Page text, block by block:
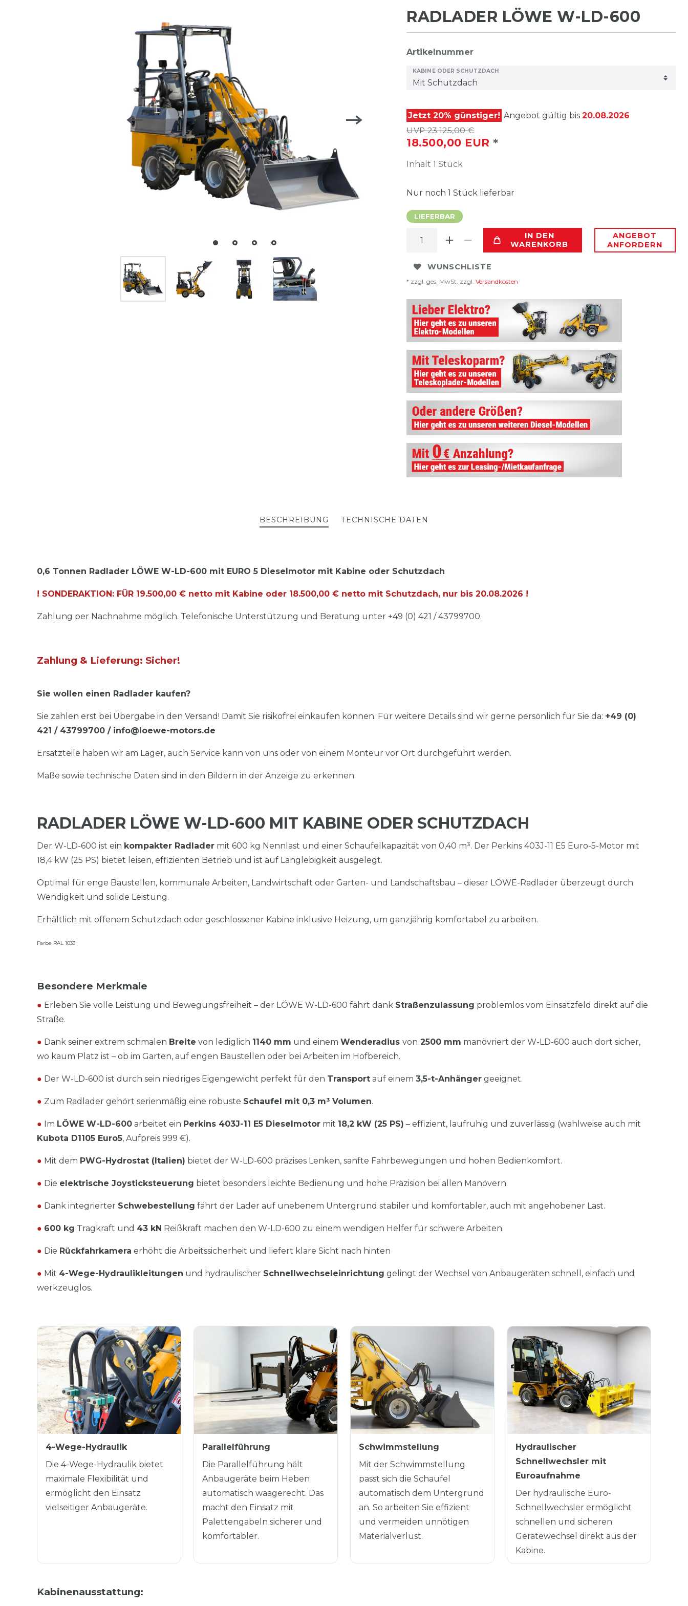
RADLADER LÖWE W-LD-600
Artikelnummer
KABINE ODER SCHUTZDACH
Jetzt 20% günstiger! Angebot gültig bis 20.08.2026
UVP 23.125,00 €
18.500,00 EUR *
Inhalt 1 Stück
Nur noch 1 Stück lieferbar
LIEFERBAR
IN DEN
WARENKORB
ANGEBOT
ANFORDERN
WUNSCHLISTE
* zzgl. ges. MwSt. zzgl. Versandkosten
BESCHREIBUNG TECHNISCHE DATEN
0,6 Tonnen Radlader LÖWE W-LD-600 mit EURO 5 Dieselmotor mit Kabine oder Schutzdach
! SONDERAKTION: FÜR 19.500,00 € netto mit Kabine oder 18.500,00 € netto mit Schutzdach, nur bis 20.08.2026 !
Zahlung per Nachnahme möglich. Telefonische Unterstützung und Beratung unter +49 (0) 421 / 43799700.
Zahlung & Lieferung: Sicher!
Sie wollen einen Radlader kaufen?
Sie zahlen erst bei Übergabe in den Versand! Damit Sie risikofrei einkaufen können. Für weitere Details sind wir gerne persönlich für Sie da: +49 (0)
421 / 43799700 / info@loewe-motors.de
Ersatzteile haben wir am Lager, auch Service kann von uns oder von einem Monteur vor Ort durchgeführt werden.
Maße sowie technische Daten sind in den Bildern in der Anzeige zu erkennen.
RADLADER LÖWE W-LD-600 MIT KABINE ODER SCHUTZDACH
Der W-LD-600 ist ein kompakter Radlader mit 600 kg Nennlast und einer Schaufelkapazität von 0,40 m³. Der Perkins 403J-11 E5 Euro-5-Motor mit
18,4 kW (25 PS) bietet leisen, effizienten Betrieb und ist auf Langlebigkeit ausgelegt.
Optimal für enge Baustellen, kommunale Arbeiten, Landwirtschaft oder Garten- und Landschaftsbau – dieser LÖWE-Radlader überzeugt durch
Wendigkeit und solide Leistung.
Erhältlich mit offenem Schutzdach oder geschlossener Kabine inklusive Heizung, um ganzjährig komfortabel zu arbeiten.
Farbe RAL 1033
Besondere Merkmale
● Erleben Sie volle Leistung und Bewegungsfreiheit – der LÖWE W-LD-600 fährt dank Straßenzulassung problemlos vom Einsatzfeld direkt auf die
Straße.
● Dank seiner extrem schmalen Breite von lediglich 1140 mm und einem Wenderadius von 2500 mm manövriert der W-LD-600 auch dort sicher,
wo kaum Platz ist – ob im Garten, auf engen Baustellen oder bei Arbeiten im Hofbereich.
● Der W-LD-600 ist durch sein niedriges Eigengewicht perfekt für den Transport auf einem 3,5-t-Anhänger geeignet.
● Zum Radlader gehört serienmäßig eine robuste Schaufel mit 0,3 m³ Volumen.
● Im LÖWE W-LD-600 arbeitet ein Perkins 403J-11 E5 Dieselmotor mit 18,2 kW (25 PS) – effizient, laufruhig und zuverlässig (wahlweise auch mit
Kubota D1105 Euro5, Aufpreis 999 €).
● Mit dem PWG-Hydrostat (Italien) bietet der W-LD-600 präzises Lenken, sanfte Fahrbewegungen und hohen Bedienkomfort.
● Die elektrische Joysticksteuerung bietet besonders leichte Bedienung und hohe Präzision bei allen Manövern.
● Dank integrierter Schwebestellung fährt der Lader auf unebenem Untergrund stabiler und komfortabler, auch mit angehobener Last.
● 600 kg Tragkraft und 43 kN Reißkraft machen den W-LD-600 zu einem wendigen Helfer für schwere Arbeiten.
● Die Rückfahrkamera erhöht die Arbeitssicherheit und liefert klare Sicht nach hinten
● Mit 4-Wege-Hydraulikleitungen und hydraulischer Schnellwechseleinrichtung gelingt der Wechsel von Anbaugeräten schnell, einfach und
werkzeuglos.
4-Wege-Hydraulik
Die 4-Wege-Hydraulik bietet
maximale Flexibilität und
ermöglicht den Einsatz
vielseitiger Anbaugeräte.
Parallelführung
Die Parallelführung hält
Anbaugeräte beim Heben
automatisch waagerecht. Das
macht den Einsatz mit
Palettengabeln sicherer und
komfortabler.
Schwimmstellung
Mit der Schwimmstellung
passt sich die Schaufel
automatisch dem Untergrund
an. So arbeiten Sie effizient
und vermeiden unnötigen
Materialverlust.
Hydraulischer
Schnellwechsler mit
Euroaufnahme
Der hydraulische Euro-
Schnellwechsler ermöglicht
schnellen und sicheren
Gerätewechsel direkt aus der
Kabine.
Kabinenausstattung: